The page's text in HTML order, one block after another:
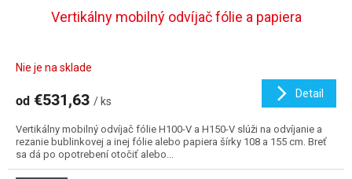
Vertikálny mobilný odvíjač fólie a papiera
Nie je na sklade
od €531,63 / ks
Detail
Vertikálny mobilný odvíjač fólie H100-V a H150-V slúži na odvíjanie a
rezanie bublinkovej a inej fólie alebo papiera šírky 108 a 155 cm. Breť
sa dá po opotrebení otočiť alebo...